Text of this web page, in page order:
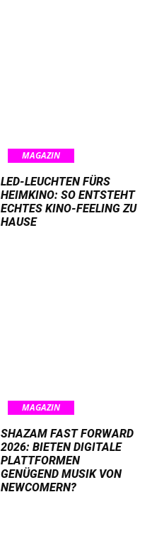
MAGAZIN
LED-LEUCHTEN FÜRS
HEIMKINO: SO ENTSTEHT
ECHTES KINO-FEELING ZU
HAUSE
MAGAZIN
SHAZAM FAST FORWARD
2026: BIETEN DIGITALE
PLATTFORMEN
GENÜGEND MUSIK VON
NEWCOMERN?